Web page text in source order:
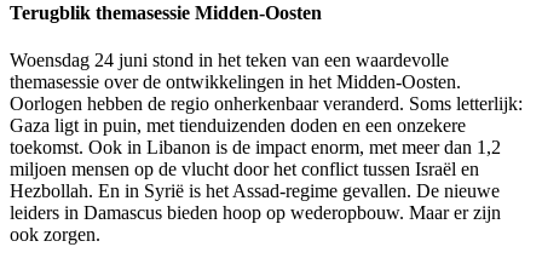
Terugblik themasessie Midden-Oosten
Woensdag 24 juni stond in het teken van een waardevolle
themasessie over de ontwikkelingen in het Midden-Oosten.
Oorlogen hebben de regio onherkenbaar veranderd. Soms letterlijk:
Gaza ligt in puin, met tienduizenden doden en een onzekere
toekomst. Ook in Libanon is de impact enorm, met meer dan 1,2
miljoen mensen op de vlucht door het conflict tussen Israël en
Hezbollah. En in Syrië is het Assad-regime gevallen. De nieuwe
leiders in Damascus bieden hoop op wederopbouw. Maar er zijn
ook zorgen.